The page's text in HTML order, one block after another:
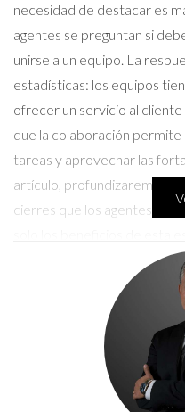
necesidad de destacar es
agentes se preguntan si
unirse a un equipo. La
estadísticas: los equipos
ofrecer un servicio al
que la colaboración
tareas y aprovechar las
artículo, profundizaremos
cierres que los agentes
concretos que ilustran su
Beneficios de
Trabajar en equipo tiene
de simplemente sumar
algunos de los más